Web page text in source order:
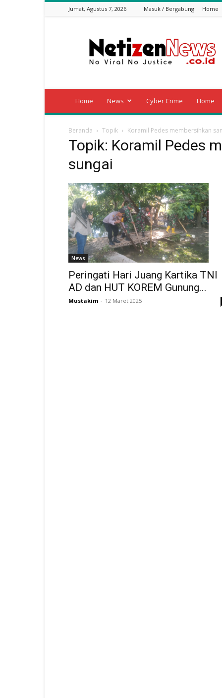
Jumat, Agustus 7, 2026 Masuk / Bergabung Home
News
Home News Cyber Crime Home
Beranda Topik Koramil Pedes membersihkan
Topik: Koramil Pedes
sungai
News
Peringati Hari Juang Kartika TNI
AD dan HUT KOREM Gunung...
Mustakim - 12 Maret 2025